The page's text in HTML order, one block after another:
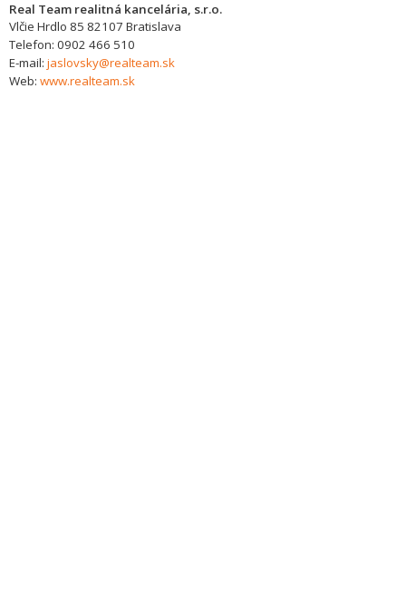
Real Team realitná kancelária, s.r.o.
Vlčie Hrdlo 85 82107 Bratislava
Telefon: 0902 466 510
E-mail: jaslovsky@realteam.sk
Web: www.realteam.sk